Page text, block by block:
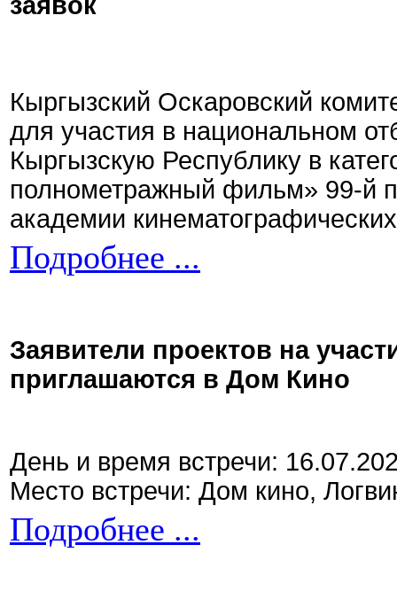
заявок
Кыргызский Оскаровский
для участия в национальном
Кыргызскую Республику в
полнометражный фильм» 99-й
академии
Подробнее ...
Заявители проектов на
приглашаются в Дом Кино
День и время встречи:
Место встречи: Дом кино,
Подробнее ...